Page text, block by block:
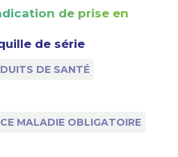
de prise en
de série
DE SANTÉ
MALADIE OBLIGATOIRE